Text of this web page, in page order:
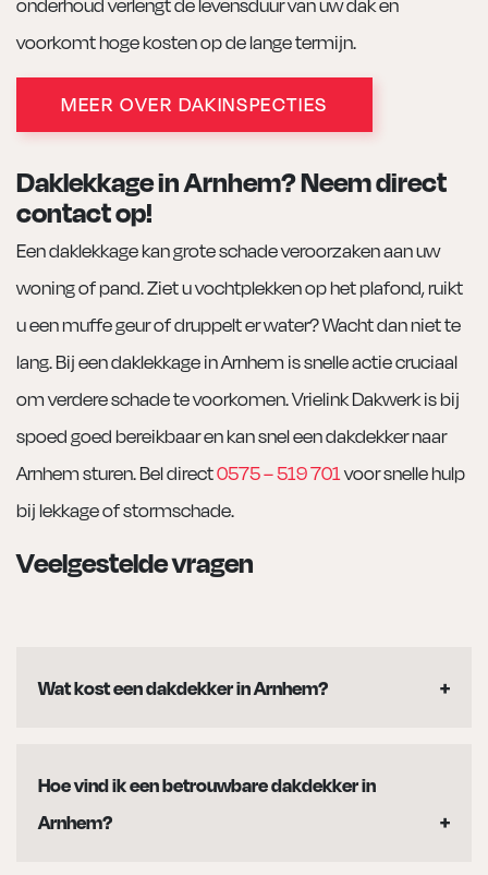
voorkomt hoge kosten op de lange termijn.
MEER OVER DAKINSPECTIES
Daklekkage in Arnhem? Neem direct
contact op!
Een daklekkage kan grote schade veroorzaken aan uw
woning of pand. Ziet u vochtplekken op het plafond, ruikt
u een muffe geur of druppelt er water? Wacht dan niet te
lang. Bij een daklekkage in Arnhem is snelle actie cruciaal
om verdere schade te voorkomen. Vrielink Dakwerk is bij
spoed goed bereikbaar en kan snel een dakdekker naar
Arnhem sturen. Bel direct0575 – 519 701voor snelle hulp
bij lekkage of stormschade.
Veelgestelde vragen
Wat kost een dakdekker in Arnhem?
materialen. Voor een nauwkeurige prijsindicatie
kunt u het beste een vrijblijvende offerte aanvragen.
Hoe vind ik een betrouwbare dakdekker in
Arnhem?